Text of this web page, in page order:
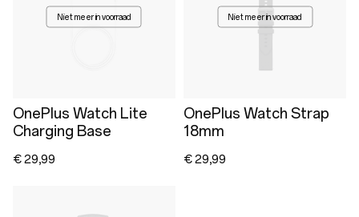
Niet meer in voorraad
OnePlus Watch Lite
Charging Base
€ 29,99
Niet meer in voorraad
OnePlus Watch Strap
18mm
€ 29,99